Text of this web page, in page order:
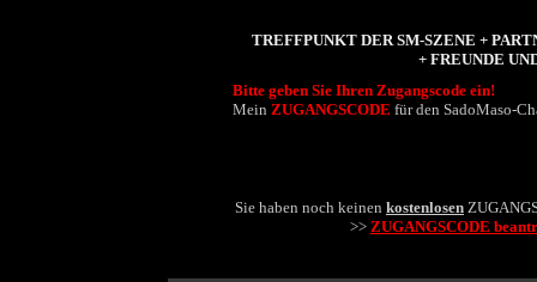
TREFFPUNKT DER SM-SZENE +
+ FREUNDE
Bitte geben Sie Ihren Zugangscode ein!
Mein ZUGANGSCODE für den SadoMaso-
Sie haben noch keinen kostenlosen
>> ZUGANGSCODE